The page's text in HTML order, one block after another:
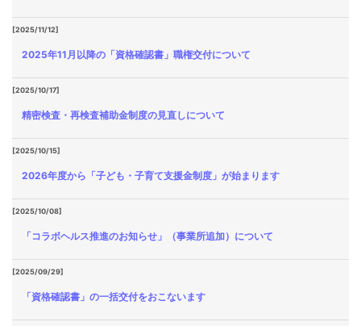
[2025/11/12]
2025年11月以降の「資格確認書」職権交付について
[2025/10/17]
精密検査・再検査補助金制度の見直しについて
[2025/10/15]
2026年度から「子ども・子育て支援金制度」が始まります
[2025/10/08]
「コラボヘルス推進のお知らせ」（事業所追加）について
[2025/09/29]
「資格確認書」の一括交付をおこないます